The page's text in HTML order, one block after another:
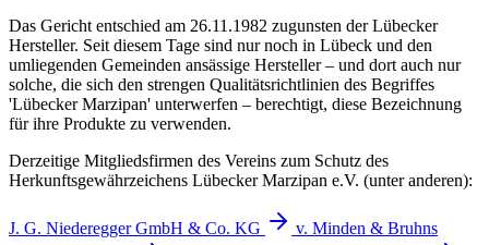
Das Gericht entschied am 26.11.1982 zugunsten der Lübecker
Hersteller. Seit diesem Tage sind nur noch in Lübeck und den
umliegenden Gemeinden ansässige Hersteller – und dort auch nur
solche, die sich den strengen Qualitätsrichtlinien des Begriffes
'Lübecker Marzipan' unterwerfen – berechtigt, diese Bezeichnung
für ihre Produkte zu verwenden.
Derzeitige Mitgliedsfirmen des Vereins zum Schutz des
Herkunftsgewährzeichens Lübecker Marzipan e.V. (unter anderen):
J. G. Niederegger GmbH & Co. KG
v. Minden & Bruhns